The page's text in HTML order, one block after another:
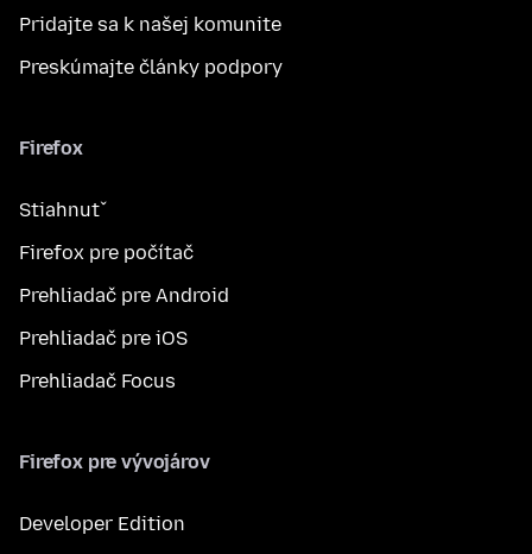
Pridajte sa k našej komunite
Preskúmajte články podpory
Firefox
Stiahnuť
Firefox pre počítač
Prehliadač pre Android
Prehliadač pre iOS
Prehliadač Focus
Firefox pre vývojárov
Developer Edition